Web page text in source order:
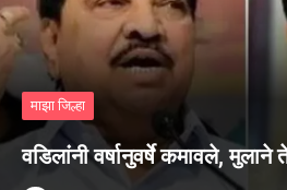
माझा जिल्हा
वडिलांनी वर्षानुवर्षे कमावले, मुलाने